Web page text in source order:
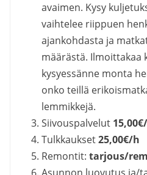
avaimen. Kysy
vaihtelee riippuen
ajankohdasta ja
määrästä. Ilmoittakaa
kysyessänne monta
onko teillä
lemmikkejä.
Siivouspalvelut
Tulkkaukset25,00€/h
Remontit:tarjous/